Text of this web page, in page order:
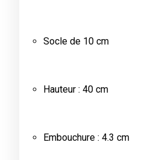
Socle de 10 cm
Hauteur : 40 cm
Embouchure : 4.3 cm